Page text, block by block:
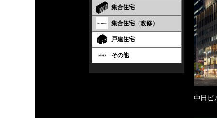
集合住宅
集合住宅（改修）
戸建住宅
その他
中日ビ